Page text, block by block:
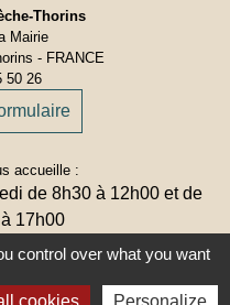
Thorins
Mairie
- FRANCE
50 26
accueille :
de 8h30 à 12h00 et de
17h00
8h30 à 12h00
à 12h00
de permanences
control over what you want
cookies Personalize